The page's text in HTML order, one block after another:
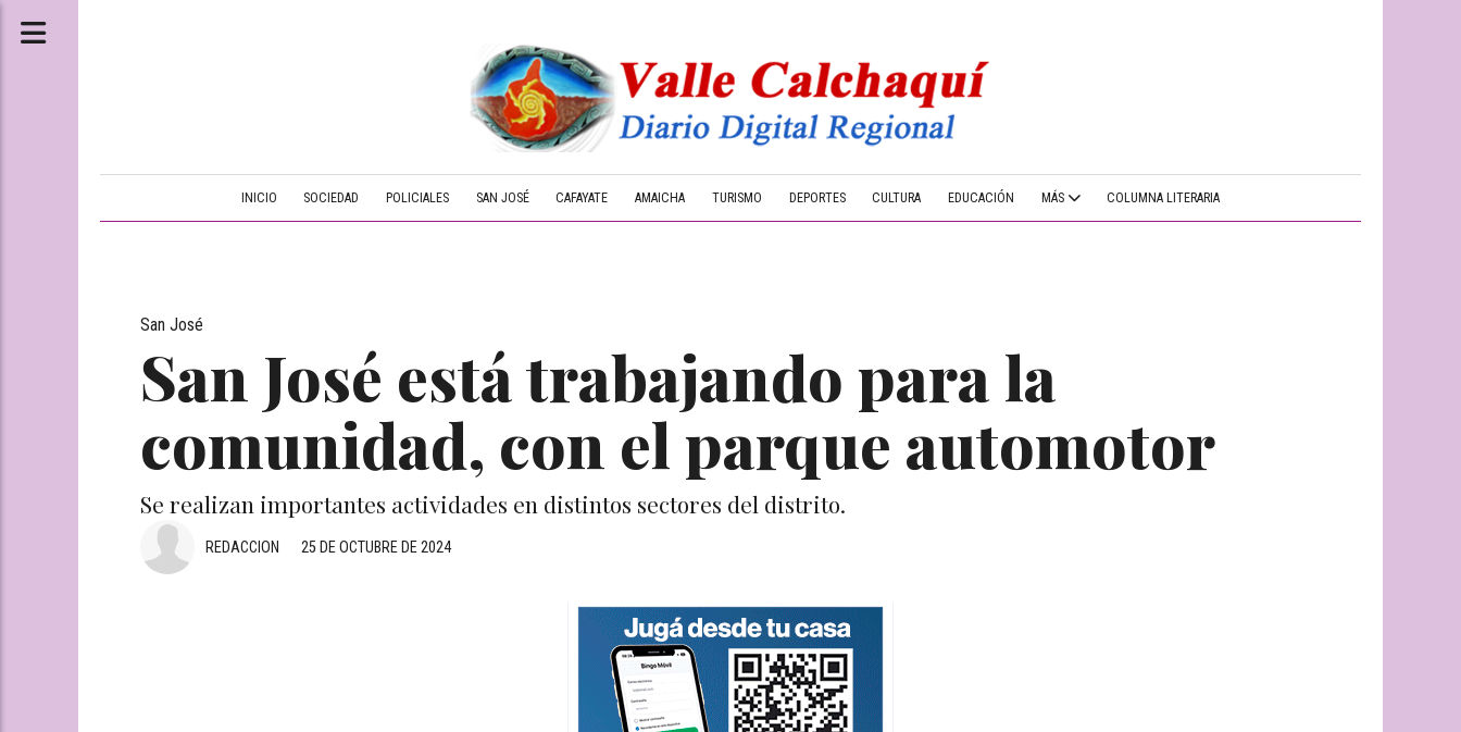
INICIO SOCIEDAD POLICIALES SAN JOSÉ CAFAYATE AMAICHA TURISMO DEPORTES CULTURA EDUCACIÓN MÁS COLUMNA LITERARIA
San José está trabajando para la
comunidad, con el parque automotor
Se realizan importantes actividades en distintos sectores del distrito.
San José
25 DE OCTUBRE DE 2024
REDACCION